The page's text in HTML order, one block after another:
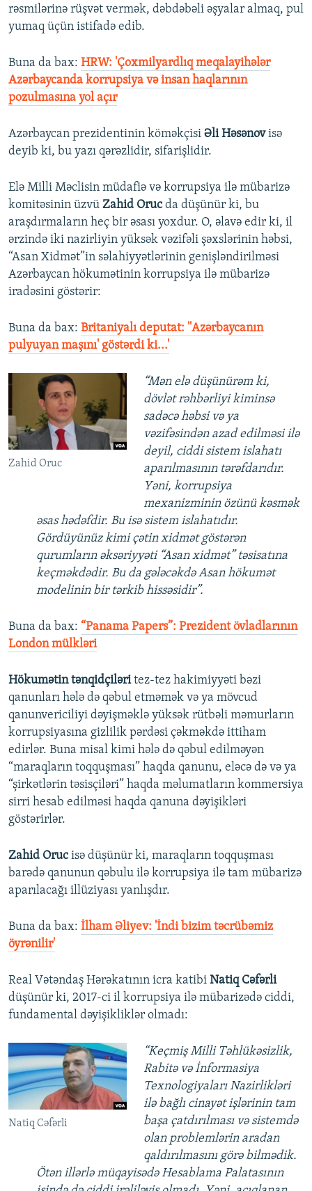
rəsmilərinə rüşvət vermək, dəbdəbəli əşyalar almaq, pul
yumaq üçün istifadə edib.
Buna da bax:​ HRW: 'Çoxmilyardlıq meqalayihələr
Azərbaycanda korrupsiya və insan haqlarının
pozulmasına yol açır
Azərbaycan prezidentinin köməkçisi Əli Həsənovisə
deyib ki, bu yazı qərəzlidir, sifarişlidir.
Elə Milli Məclisin müdafiə və korrupsiya ilə mübarizə
komitəsinin üzvü Zahid Orucda düşünür ki, bu
araşdırmaların heç bir əsası yoxdur. O, əlavə edir ki, il
ərzində iki nazirliyin yüksək vəzifəli şəxslərinin həbsi,
“Asan Xidmət”in səlahiyyətlərinin genişləndirilməsi
Azərbaycan hökumətinin korrupsiya ilə mübarizə
iradəsini göstərir:
Buna da bax: Britaniyalı deputat: ''Azərbaycanın
pulyuyan maşını' göstərdi ki...'
Zahid Oruc
“Mən elə düşünürəm ki,
dövlət rəhbərliyi kiminsə
sadəcə həbsi və ya
vəzifəsindən azad edilməsi ilə
deyil, ciddi sistem islahatı
aparılmasının tərəfdarıdır.
Yəni, korrupsiya
mexanizminin özünü kəsmək
əsas hədəfdir. Bu isə sistem islahatıdır.
Gördüyünüz kimi çətin xidmət göstərən
qurumların əksəriyyəti “Asan xidmət” təsisatına
keçməkdədir. Bu da gələcəkdə Asan hökumət
modelinin bir tərkib hissəsidir”.
Buna da bax: “Panama Papers”: Prezident övladlarının
London mülkləri
Hökumətin tənqidçiləritez-tez hakimiyyəti bəzi
qanunları hələ də qəbul etməmək və ya mövcud
qanunvericiliyi dəyişməklə yüksək rütbəli məmurların
korrupsiyasına gizlilik pərdəsi çəkməkdə ittiham
edirlər. Buna misal kimi hələ də qəbul edilməyən
“maraqların toqquşması” haqda qanunu, eləcə də və ya
“şirkətlərin təsisçiləri” haqda məlumatların kommersiya
sirri hesab edilməsi haqda qanuna dəyişikləri
göstərirlər.
Zahid Orucisə düşünür ki, maraqların toqquşması
barədə qanunun qəbulu ilə korrupsiya ilə tam mübarizə
aparılacağı illüziyası yanlışdır.
Buna da bax: İlham Əliyev: 'İndi bizim təcrübəmiz
öyrənilir'
Real Vətəndaş Hərəkatının icra katibi Natiq Cəfərli
düşünür ki, 2017-ci il korrupsiya ilə mübarizədə ciddi,
fundamental dəyişikliklər olmadı:
Natiq Cəfərli
“Keçmiş Milli Təhlükəsizlik,
Rabitə və İnformasiya
Texnologiyaları Nazirlikləri
ilə bağlı cinayət işlərinin tam
başa çatdırılması və sistemdə
olan problemlərin aradan
qaldırılmasını görə bilmədik.
Ötən illərlə müqayisədə Hesablama Palatasının